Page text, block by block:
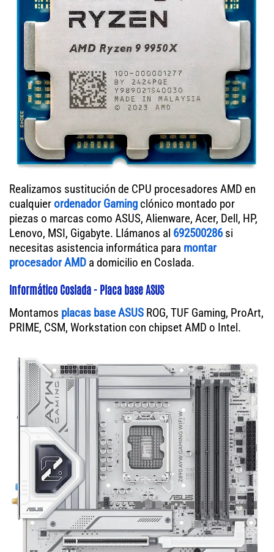
Realizamos sustitución de CPU procesadores AMD en
cualquierordenador Gaming clónico montado por
piezas o marcas como ASUS, Alienware, Acer, Dell, HP,
Lenovo, MSI, Gigabyte. Llámanos al 692500286si
necesitas asistencia informática para montar
procesador AMD a domicilio en Coslada.
Informático Coslada - Placa base ASUS
Montamos placas base ASUS ROG, TUF Gaming, ProArt,
PRIME, CSM, Workstation con chipset AMD o Intel.